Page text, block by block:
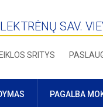
SAV.
SRITYS
PAGALBA